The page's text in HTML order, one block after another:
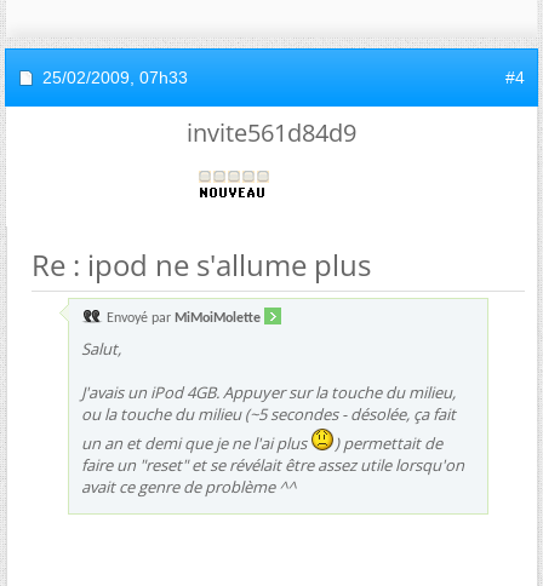
25/02/2009, 07h33 #4
invite561d84d9
Re : ipod ne s'allume plus
Envoyé par MiMoiMolette
Salut,
J'avais un iPod 4GB. Appuyer sur la touche du milieu,
ou la touche du milieu (~5 secondes - désolée, ça fait
un an et demi que je ne l'ai plus
) permettait de
faire un "reset" et se révélait être assez utile lorsqu'on
avait ce genre de problème ^^